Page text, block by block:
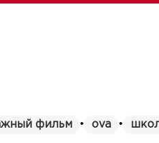
фильм • ova •